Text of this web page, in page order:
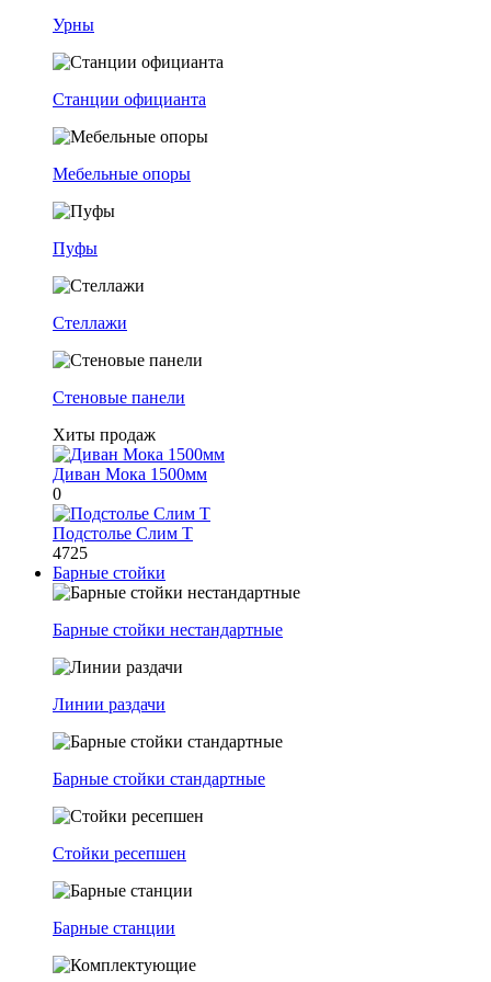
Урны
Станции официанта
Мебельные опоры
Пуфы
Стеллажи
Стеновые панели
Хиты продаж
Диван Мока 1500мм
0
Подстолье Слим Т
4725
Барные стойки
Барные стойки нестандартные
Линии раздачи
Барные стойки стандартные
Стойки ресепшен
Барные станции